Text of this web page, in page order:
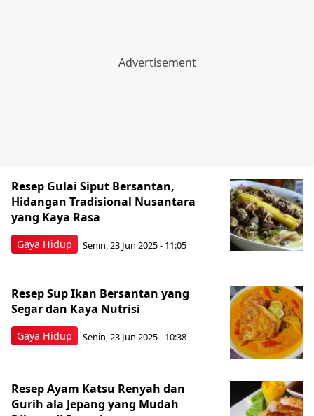
Gaya Hidup
Resep Gulai Siput Bersantan,
Hidangan Tradisional Nusantara
yang Kaya Rasa
Senin, 23 Jun 2025 - 11:05
Gaya Hidup
Resep Sup Ikan Bersantan yang
Segar dan Kaya Nutrisi
Senin, 23 Jun 2025 - 10:38
Resep Ayam Katsu Renyah dan
Gurih ala Jepang yang Mudah